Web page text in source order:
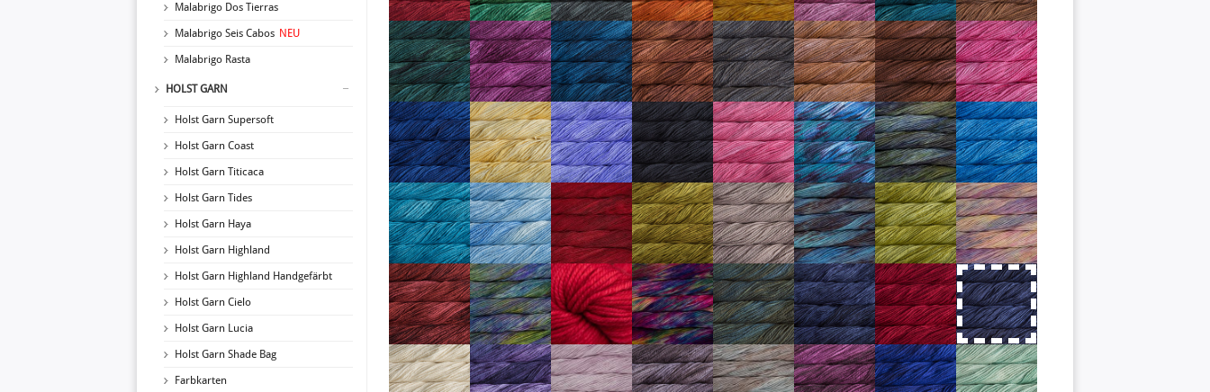
Malabrigo Dos Tierras
Malabrigo Seis Cabos NEU
Malabrigo Rasta
HOLST GARN
Holst Garn Supersoft
Holst Garn Coast
Holst Garn Titicaca
Holst Garn Tides
Holst Garn Haya
Holst Garn Highland
Holst Garn Highland Handgefärbt
Holst Garn Cielo
Holst Garn Lucia
Holst Garn Shade Bag
Farbkarten